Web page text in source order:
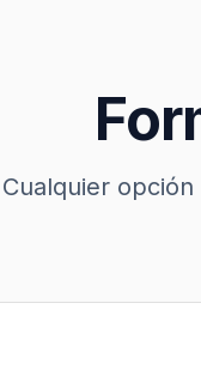
Cualquier